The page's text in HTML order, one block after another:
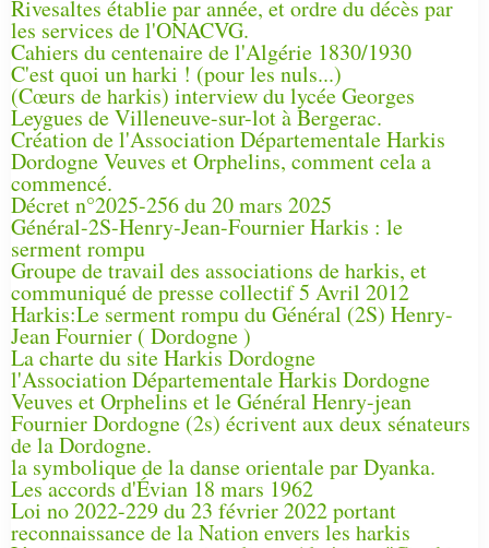
Rivesaltes établie par année, et ordre du décès par
les services de l'ONACVG.
Cahiers du centenaire de l'Algérie 1830/1930
C'est quoi un harki ! (pour les nuls...)
(Cœurs de harkis) interview du lycée Georges
Leygues de Villeneuve-sur-lot à Bergerac.
Création de l'Association Départementale Harkis
Dordogne Veuves et Orphelins, comment cela a
commencé.
Décret n°2025-256 du 20 mars 2025
Général-2S-Henry-Jean-Fournier Harkis : le
serment rompu
Groupe de travail des associations de harkis, et
communiqué de presse collectif 5 Avril 2012
Harkis:Le serment rompu du Général (2S) Henry-
Jean Fournier ( Dordogne )
La charte du site Harkis Dordogne
l'Association Départementale Harkis Dordogne
Veuves et Orphelins et le Général Henry-jean
Fournier Dordogne (2s) écrivent aux deux sénateurs
de la Dordogne.
la symbolique de la danse orientale par Dyanka.
Les accords d'Évian 18 mars 1962
Loi no 2022-229 du 23 février 2022 portant
reconnaissance de la Nation envers les harkis